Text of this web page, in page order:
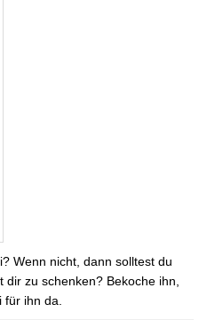
Wenn nicht, dann solltest du
zu schenken? Bekoche ihn,
ihn da.